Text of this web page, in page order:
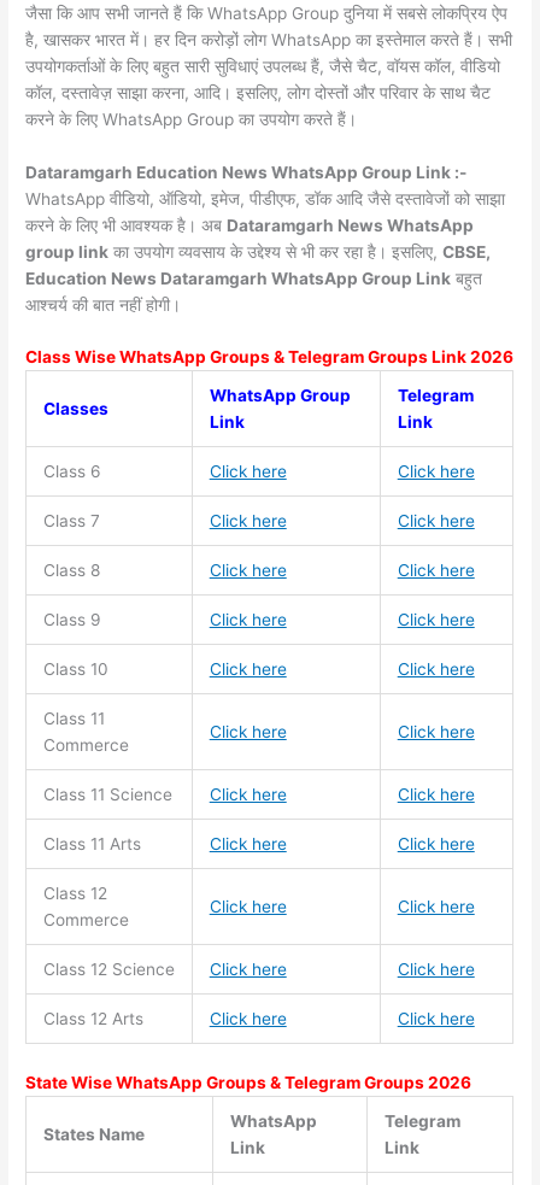
जैसा कि आप सभी जानते हैं कि WhatsApp Group दुनिया में सबसे लोकप्रिय ऐप
है, खासकर भारत में। हर दिन करोड़ों लोग WhatsApp का इस्तेमाल करते हैं। सभी
उपयोगकर्ताओं के लिए बहुत सारी सुविधाएं उपलब्ध हैं, जैसे चैट, वॉयस कॉल, वीडियो
कॉल, दस्तावेज़ साझा करना, आदि। इसलिए, लोग दोस्तों और परिवार के साथ चैट
करने के लिए WhatsApp Group का उपयोग करते हैं।
Dataramgarh Education News WhatsApp Group Link :-
WhatsApp वीडियो, ऑडियो, इमेज, पीडीएफ, डॉक आदि जैसे दस्तावेजों को साझा
करने के लिए भी आवश्यक है। अब Dataramgarh NewsWhatsApp
group link का उपयोग व्यवसाय के उद्देश्य से भी कर रहा है। इसलिए,CBSE,
Education News Dataramgarh WhatsApp Group Link बहुत
आश्चर्य की बात नहीं होगी।
Class Wise WhatsApp Groups & Telegram Groups Link 2026
Classes
WhatsApp Group
Link
Telegram
Link
Class 6 Click here Click here
Class 7 Click here Click here
Class 8 Click here Click here
Class 9 Click here Click here
Class 10 Click here Click here
Class 11
Commerce
Click here Click here
Class 11 Science Click here Click here
Class 11 Arts Click here Click here
Class 12
Commerce
Click here Click here
Class 12 Science Click here Click here
Class 12 Arts Click here Click here
State Wise WhatsApp Groups & Telegram Groups 2026
States Name
WhatsApp
Link
Telegram
Link